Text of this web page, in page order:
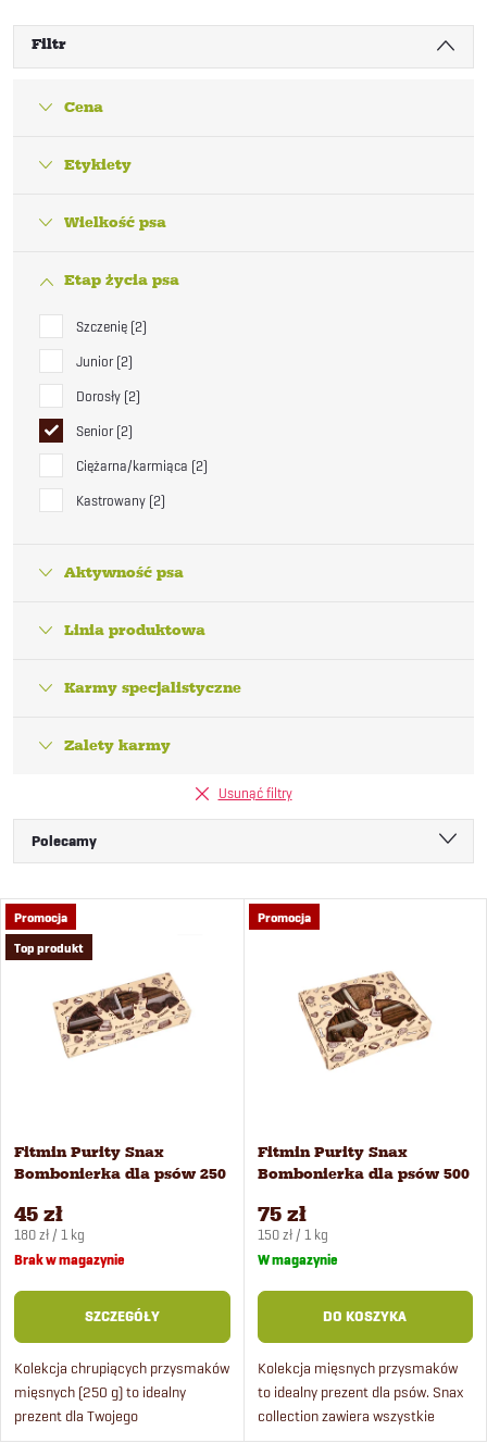
Filtr
Cena
Etykiety
Wielkość psa
Etap życia psa
Szczenię 2
Junior 2
Dorosły 2
Senior 2
Ciężarna/karmiąca 2
Kastrowany 2
Aktywność psa
Linia produktowa
Karmy specjalistyczne
Zalety karmy
Usunąć filtry
S
o
r
a
n
i
e
p
Polecamy
Najdroższe
Najczęściej sprzedawane
Alfabetycznie
L
a
p
r
o
d
u
Promocja
Top produkt
Fitmin Purity Snax
Bombonierka dla psów 250
45 zł
Cena
jednostkowa:
180 zł / 1 kg
Brak w magazynie
SZCZEGÓŁY
Kolekcja chrupiących przysmaków
mięsnych (250 g) to idealny
prezent dla Twojego
psa. Wszystkie smaczki są
Promocja
Fitmin Purity Snax
Bombonierka dla psów 500
75 zł
Cena
jednostkowa:
150 zł / 1 kg
W magazynie
DO KOSZYKA
Kolekcja mięsnych przysmaków
to idealny prezent dla psów. Snax
collection zawiera wszystkie
rodzaje przysmaków Fitmin dog